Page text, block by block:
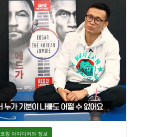
코칭 아이디어와 정보